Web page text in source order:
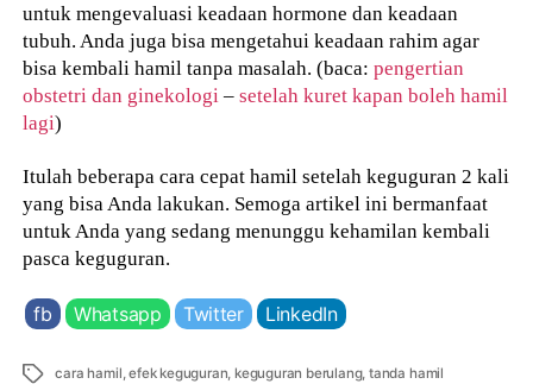
untuk mengevaluasi keadaan hormone dan keadaan
tubuh. Anda juga bisa mengetahui keadaan rahim agar
bisa kembali hamil tanpa masalah. (baca:pengertian
obstetri dan ginekologi –setelah kuret kapan boleh hamil
lagi)
Itulah beberapa cara cepat hamil setelah keguguran 2 kali
yang bisa Anda lakukan. Semoga artikel ini bermanfaat
untuk Anda yang sedang menunggu kehamilan kembali
pasca keguguran.
fb Whatsapp Twitter LinkedIn
Tags cara hamil,efek keguguran, keguguran berulang,tanda hamil